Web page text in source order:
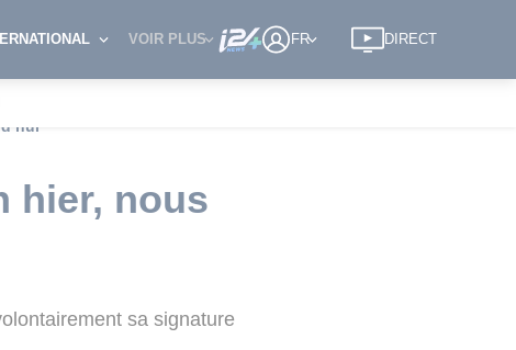
VOIR PLUS FR DIRECT
hier, nous
sa signature